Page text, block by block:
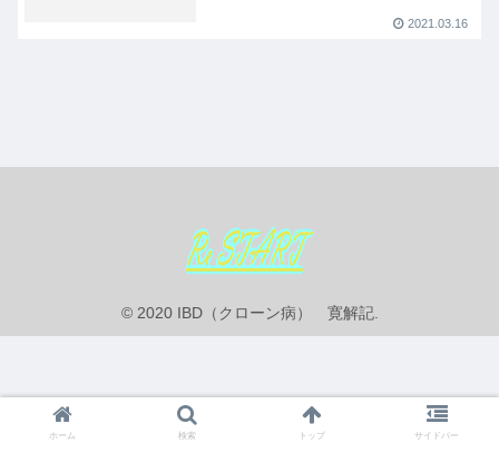
2021.03.16
© 2020 IBD（クローン病） 寛解記.
ホーム 検索 トップ サイドバー